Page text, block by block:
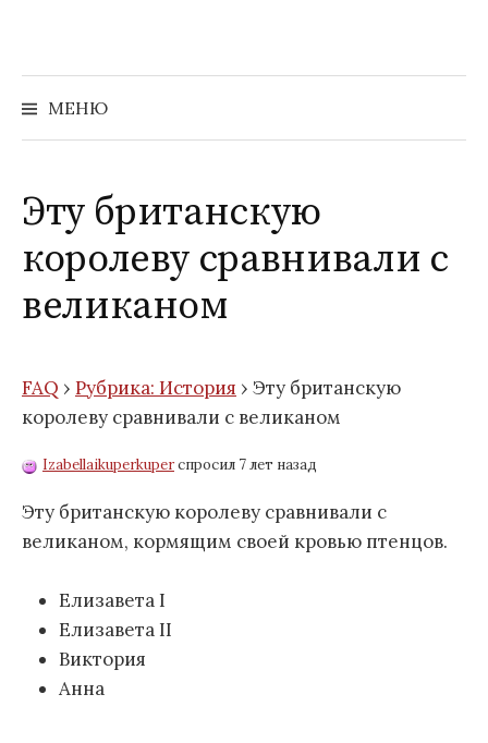
содержимому
МЕНЮ
Найти:
Эту британскую
королеву сравнивали с
великаном
FAQ › Рубрика: История › Эту британскую
королеву сравнивали с великаном
Izabellaikuperkuperспросил 7 лет назад
Эту британскую королеву сравнивали с
великаном, кормящим своей кровью птенцов.
Елизавета I
Елизавета II
Виктория
Анна